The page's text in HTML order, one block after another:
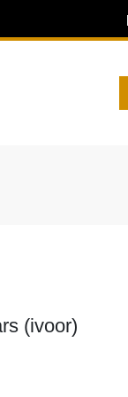
(ivoor)